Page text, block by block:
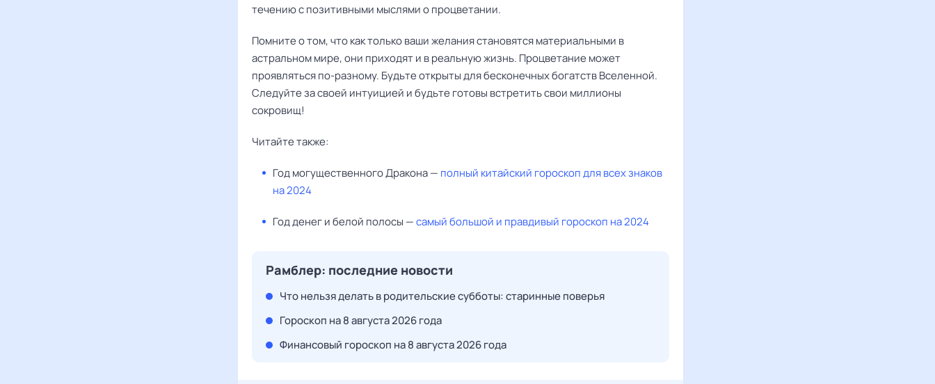
течению с позитивными мыслями о процветании.
Помните о том, что как только ваши желания становятся материальными в
астральном мире, они приходят и в реальную жизнь. Процветание может
проявляться по-разному. Будьте открыты для бесконечных богатств Вселенной.
Следуйте за своей интуицией и будьте готовы встретить свои миллионы
сокровищ!
Читайте также:
Год могущественного Дракона — полный китайский гороскоп для всех знаков
на 2024
Год денег и белой полосы —самый большой и правдивый гороскоп на 2024
Рамблер: последние новости
Что нельзя делать в родительские субботы: старинные поверья
Гороскоп на 8 августа 2026 года
Финансовый гороскоп на 8 августа 2026 года